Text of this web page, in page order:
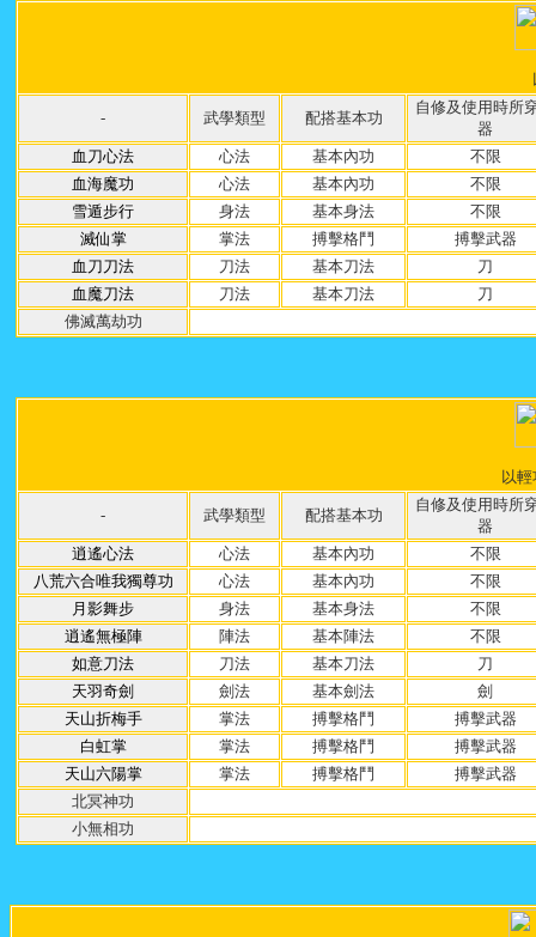
- 武學類型 配搭基本功
自修及使用時所
器
血刀心法
心法 基本內功
不限
血海魔功
心法 基本內功
不限
雪遁步行
身法 基本身法
不限
滅仙掌
掌法 搏擊格鬥
搏擊武器
血刀刀法
刀法 基本刀法
刀
血魔刀法
刀法 基本刀法
刀
佛滅萬劫功
以
- 武學類型 配搭基本功
自修及使用時所
器
逍遙心法
心法 基本內功
不限
八荒六合唯我獨尊功
心法 基本內功
不限
月影舞步
身法 基本身法
不限
逍遙無極陣
陣法 基本陣法
不限
如意刀法
刀法 基本刀法
刀
天羽奇劍
劍法 基本劍法
劍
天山折梅手
掌法 搏擊格鬥
搏擊武器
白虹掌
掌法 搏擊格鬥
搏擊武器
天山六陽掌
掌法 搏擊格鬥
搏擊武器
北冥神功
小無相功